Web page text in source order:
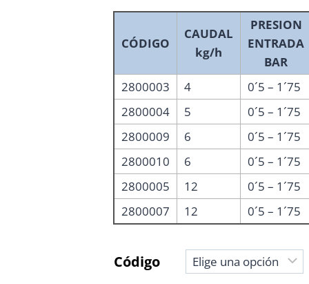
CÓDIGO
CAUDAL
kg/h
PRESION
ENTRADA
BAR
2800003
4
0´5 – 1´75
2800004
5
0´5 – 1´75
2800009
6
0´5 – 1´75
2800010
6
0´5 – 1´75
2800005
12
0´5 – 1´75
2800007
12 0´5 – 1´75
Código